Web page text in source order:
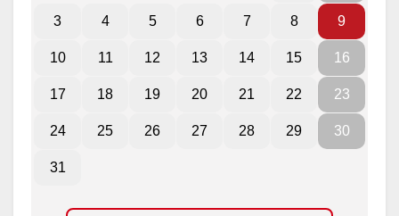
3 4 5 6 7 8 9
10 11 12 13 14 15 16
17 18 19 20 21 22 23
24 25 26 27 28 29 30
31